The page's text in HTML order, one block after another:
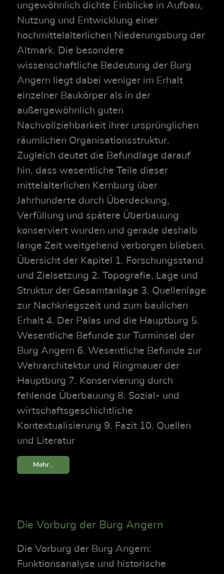
ungewöhnlich dichte Einblicke in Aufbau,
Nutzung und Entwicklung einer
hochmittelalterlichen Niederungsburg der
Altmark. Die besondere
wissenschaftliche Bedeutung der Burg
Angern liegt dabei weniger im Erhalt
einzelner Baukörper als in der
außergewöhnlich guten
Nachvollziehbarkeit ihrer ursprünglichen
räumlichen Organisationsstruktur.
Zugleich deutet die Befundlage darauf
hin, dass wesentliche Teile dieser
mittelalterlichen Kernburg über
Jahrhunderte durch Überdeckung,
Verfüllung und spätere Überbauung
konserviert wurden und gerade deshalb
lange Zeit weitgehend verborgen blieben.
Übersicht der Kapitel 1. Forschungsstand
und Zielsetzung 2. Topografie, Lage und
Struktur der Gesamtanlage 3. Quellenlage
zur Nachkriegszeit und zum baulichen
Erhalt 4. Der Palas und die Hauptburg 5.
Wesentliche Befunde zur Turminsel der
Burg Angern 6. Wesentliche Befunde zur
Wehrarchitektur und Ringmauer der
Hauptburg 7. Konservierung durch
fehlende Überbauung 8. Sozial- und
wirtschaftsgeschichtliche
Kontextualisierung 9. Fazit 10. Quellen
und Literatur
Mehr...
Die Vorburg der Burg Angern
Die Vorburg der Burg Angern:
Funktionsanalyse und historische